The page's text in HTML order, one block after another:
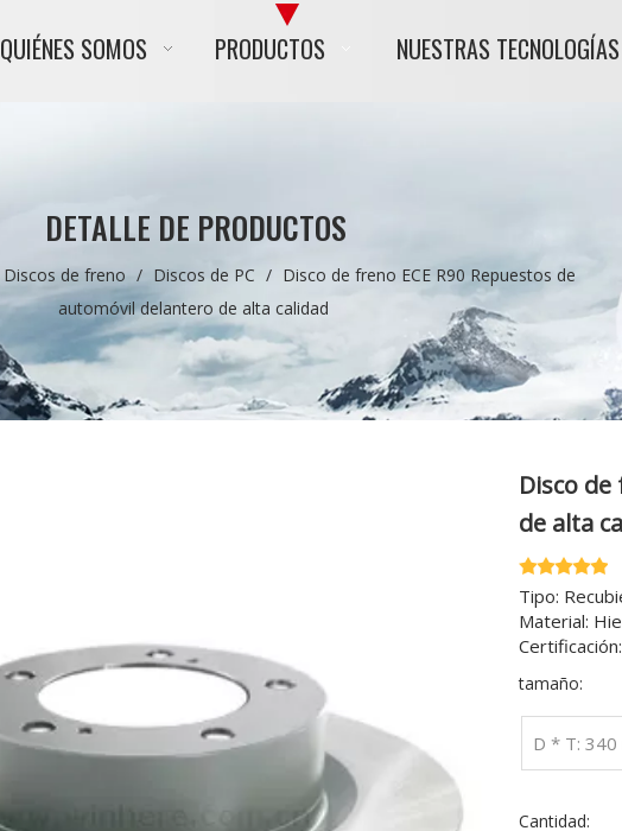
QUIÉNES SOMOS PRODUCTOS NUESTRAS TECNOLOGÍAS
DETALLE DE PRODUCTOS
Discos de freno / Discos de PC / Disco de freno ECE R90 Repuestos de
automóvil delantero de alta calidad
Disco
de alta
Tipo:
Material:
tamaño:
D * T:
Cantidad: